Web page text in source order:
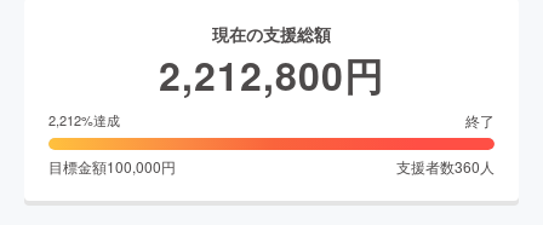
現在の支援総額
2,212,800円
2,212%達成 終了
目標金額100,000円 支援者数360 人